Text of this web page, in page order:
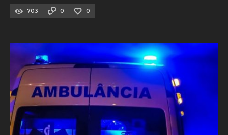
703 0 0